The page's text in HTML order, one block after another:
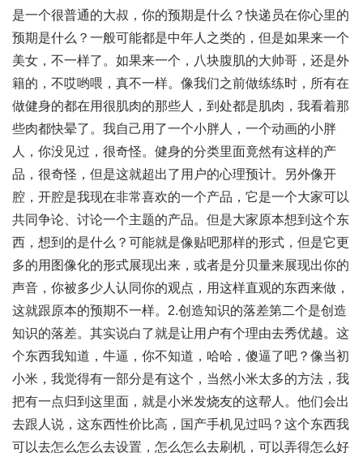
是一个很普通的大叔，你的预期是什么？快递员在你心里的
预期是什么？一般可能都是中年人之类的，但是如果来一个
美女，不一样了。如果来一个，八块腹肌的大帅哥，还是外
籍的，不哎哟喂，真不一样。像我们之前做练练时，所有在
做健身的都在用很肌肉的那些人，到处都是肌肉，我看着那
些肉都快晕了。我自己用了一个小胖人，一个动画的小胖
人，你没见过，很奇怪。健身的分类里面竟然有这样的产
品，很奇怪，但是这就超出了用户的心理预计。另外像开
腔，开腔是我现在非常喜欢的一个产品，它是一个大家可以
共同争论、讨论一个主题的产品。但是大家原本想到这个东
西，想到的是什么？可能就是像贴吧那样的形式，但是它更
多的用图像化的形式展现出来，或者是分贝量来展现出你的
声音，你被多少人认同你的观点，用这样直观的东西来做，
这就跟原本的预期不一样。2.创造知识的落差第二个是创造
知识的落差。其实说白了就是让用户有个理由去秀优越。这
个东西我知道，牛逼，你不知道，哈哈，傻逼了吧？像当初
小米，我觉得有一部分是有这个，当然小米太多的方法，我
把有一点归到这里面，就是小米发烧友的这帮人。他们会出
去跟人说，这东西性价比高，国产手机见过吗？这个东西我
可以去怎么怎么去设置，怎么怎么去刷机，可以弄得怎么好